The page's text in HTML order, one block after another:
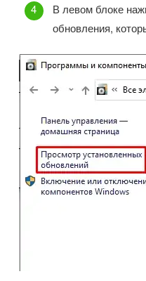
В левом блоке
обновления,